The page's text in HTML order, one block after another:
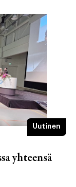
Uutinen
yhteensä